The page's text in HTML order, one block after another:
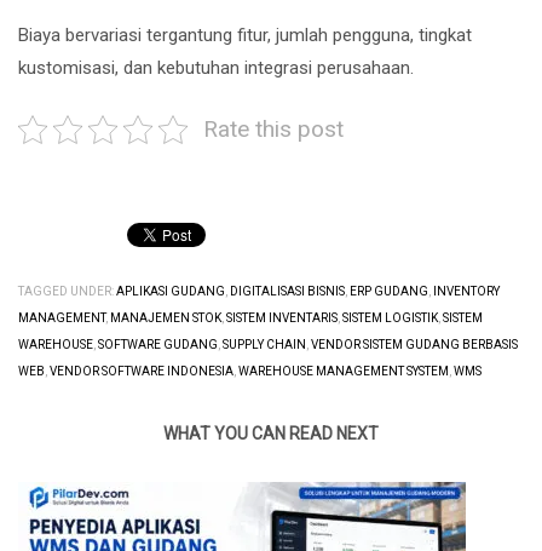
Biaya bervariasi tergantung fitur, jumlah pengguna, tingkat
kustomisasi, dan kebutuhan integrasi perusahaan.
Rate this post
TAGGED UNDER:APLIKASI GUDANG DIGITALISASI BISNIS ERP GUDANG
INVENTORY
MANAGEMENT, MANAJEMEN STOK SISTEM INVENTARIS SISTEM LOGISTIK SISTEM
WAREHOUSE SOFTWARE GUDANG SUPPLY CHAIN VENDOR SISTEM GUDANG BERBASIS
WEB VENDOR SOFTWARE INDONESIA WAREHOUSE MANAGEMENT SYSTEM WMS
WHAT YOU CAN READ NEXT